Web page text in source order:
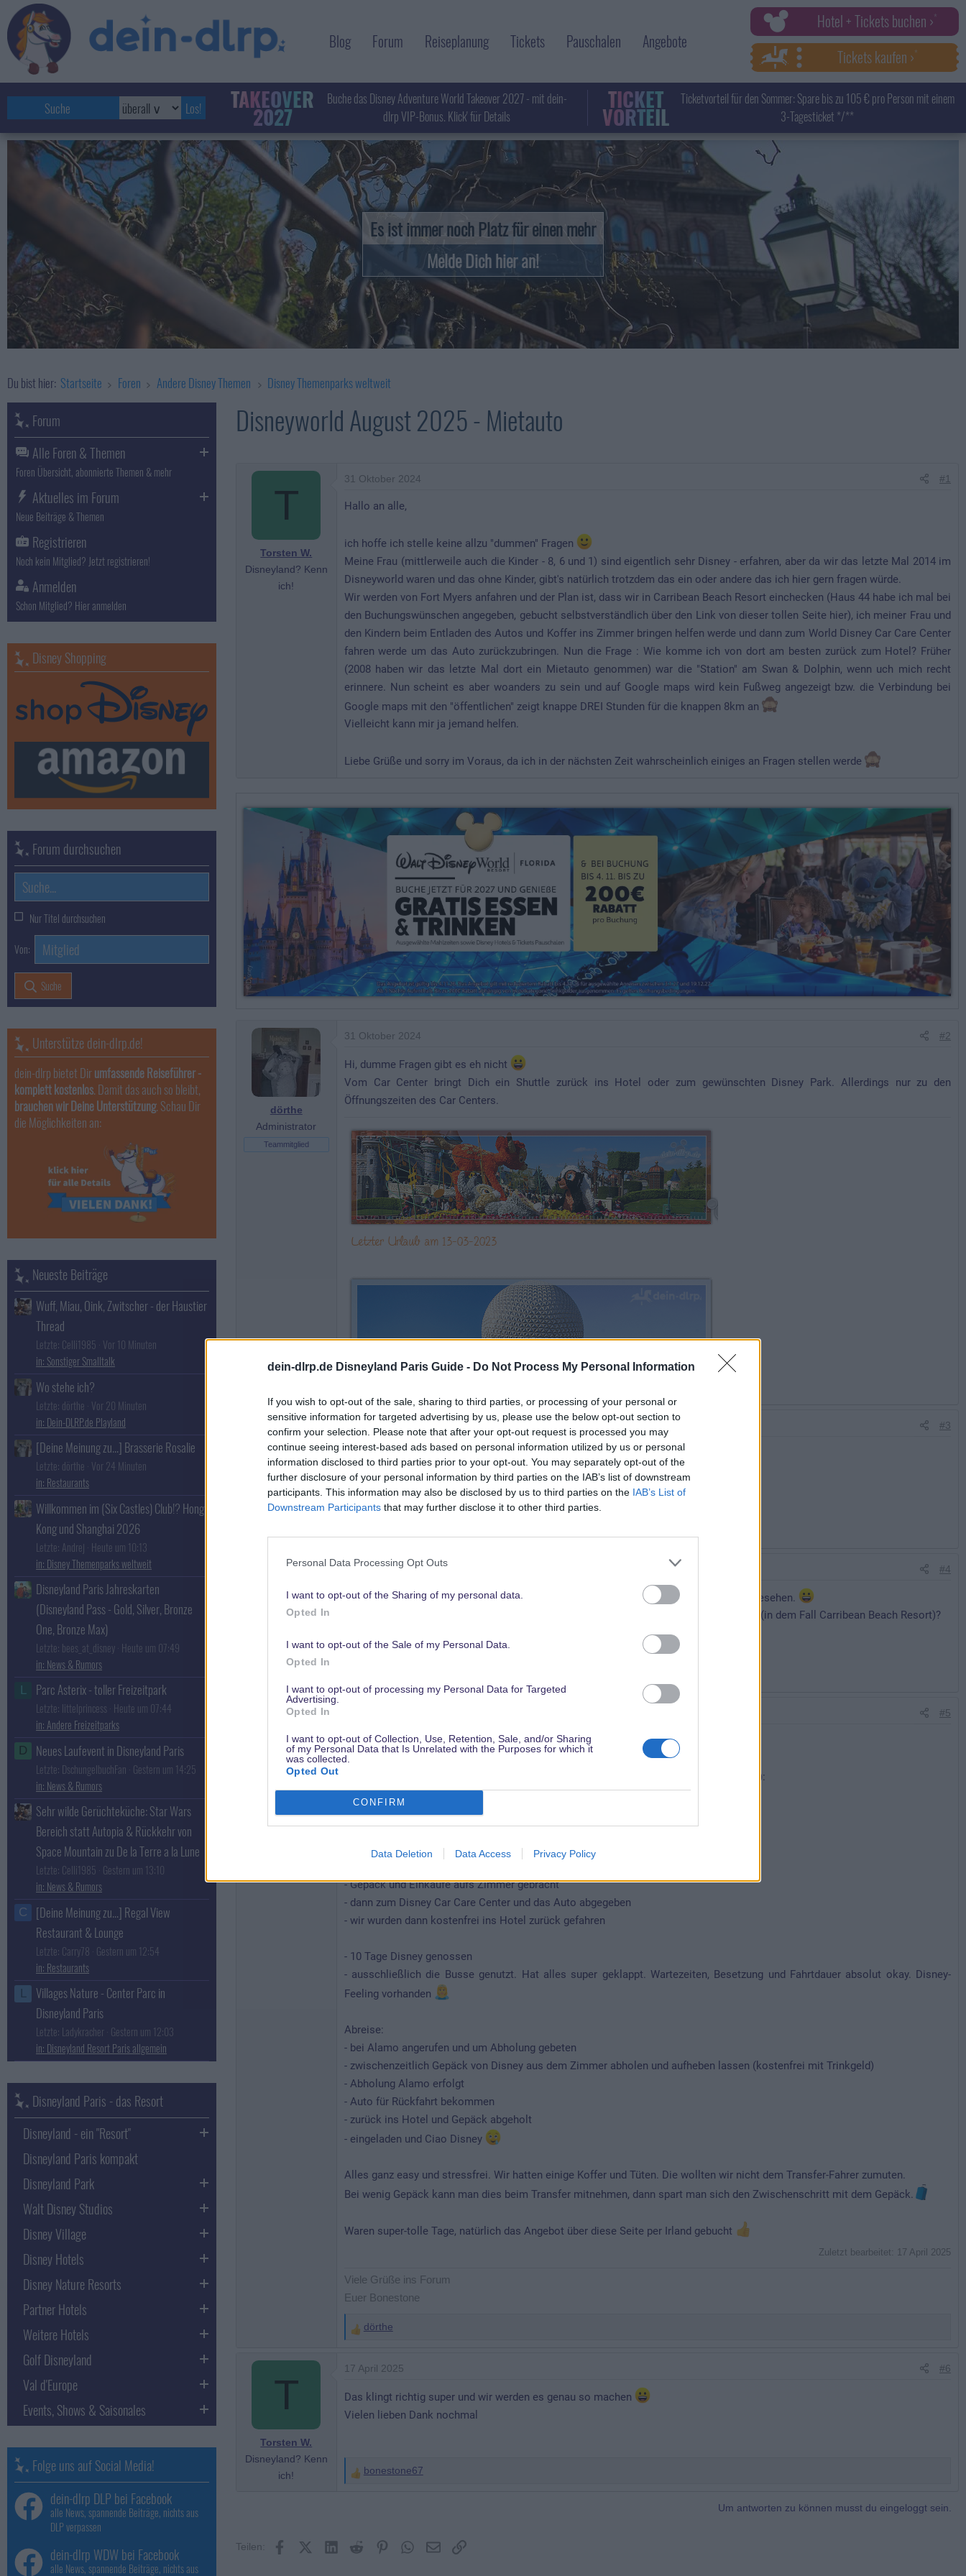
dein-dlrp.de Disneyland Paris Guide - Do Not Process My Personal Information
If you wish to opt-out of the sale, sharing to third parties, or processing of your personal or
sensitive information for targeted advertising by us, please use the below opt-out section to
confirm your selection. Please note that after your opt-out request is processed you may
continue seeing interest-based ads based on personal information utilized by us or personal
information disclosed to third parties prior to your opt-out. You may separately opt-out of the
further disclosure of your personal information by third parties on the IAB’s list of downstream
participants. This information may also be disclosed by us to third parties on the IAB’s List of
Downstream Participants that may further disclose it to other third parties.
Personal Data Processing Opt Outs
I want to opt-out of the Sharing of my personal data.
Opted In
I want to opt-out of the Sale of my Personal Data.
Opted In
I want to opt-out of processing my Personal Data for Targeted
Advertising.
Opted In
I want to opt-out of Collection, Use, Retention, Sale, and/or Sharing
of my Personal Data that Is Unrelated with the Purposes for which it
was collected.
Opted Out
CONFIRM
Data Deletion Data Access Privacy Policy
Blog Forum Reiseplanung Tickets Pauschalen Angebote
Hotel + Tickets buchen ›
Tickets kaufen ›
TAKEOVER
2027
Buche das Disney Adventure World Takeover 2027 - mit dein-
dlrp VIP-Bonus. Klick' für Details
TICKET
VORTEIL
Ticketvorteil für den Sommer: Spare bis zu 105 € pro Person mit einem
3-Tagesticket */**
Es ist immer noch Platz für einen mehr
Melde Dich hier an!
Du bist hier: Startseite Foren Andere Disney Themen Disney Themenparks weltweit
Disneyworld August 2025 - Mietauto
T
Torsten W.
Disneyland? Kenn
ich!
31 Oktober 2024 #1
Hallo an alle,
ich hoffe ich stelle keine allzu "dummen" Fragen
Meine Frau (mittlerweile auch die Kinder - 8, 6 und 1) sind eigentlich sehr Disney - erfahren, aber da wir das letzte Mal 2014 im
Disneyworld waren und das ohne Kinder, gibt's natürlich trotzdem das ein oder andere das ich hier gern fragen würde.
Wir werden von Fort Myers anfahren und der Plan ist, dass wir in Carribean Beach Resort einchecken (Haus 44 habe ich mal bei
den Buchungswünschen angegeben, gebucht selbstverständlich über den Link von dieser tollen Seite hier), ich meiner Frau und
den Kindern beim Entladen des Autos und Koffer ins Zimmer bringen helfen werde und dann zum World Disney Car Care Center
fahren werde um das Auto zurückzubringen. Nun die Frage : Wie komme ich von dort am besten zurück zum Hotel? Früher
(2008 haben wir das letzte Mal dort ein Mietauto genommen) war die "Station" am Swan & Dolphin, wenn uch mich recht
erinnere. Nun scheint es aber woanders zu sein und auf Google maps wird kein Fußweg angezeigt bzw. die Verbindung bei
Google maps mit den "öffentlichen" zeigt knappe DREI Stunden für die knappen 8km an
Vielleicht kann mir ja jemand helfen.
Liebe Grüße und sorry im Voraus, da ich in der nächsten Zeit wahrscheinlich einiges an Fragen stellen werde
dörthe
Administrator
Teammitglied
31 Oktober 2024 #2
Hi, dumme Fragen gibt es eh nicht
Vom Car Center bringt Dich ein Shuttle zurück ins Hotel oder zum gewünschten Disney Park. Allerdings nur zu den
Öffnungszeiten des Car Centers.
T
Torsten W.
6 November 2024 #3
Vielen lieben Dank für deine Antwort
Liebe Grüße
Torsten
T
Torsten W.
Disneyland? Kenn
17 April 2025 #4
Habe die Antwort jetzt auch noch einmal von euch in eurem neuesten Youtube Video gesehen.
Zusatzfrage : Kostet das Shuttle etwas? Fährt mich das dann wirklich direkt zum Hotel (in dem Fall Carribean Beach Resort)?
#5
Nein, kostet nichts. Natürlich freut sich der Fahrer über ein Trinkgeld
Wir haben es im März 2025 so gemacht (kamen von einem Road-Tripp durch den Osten):
Ankunft:
- zum Disney Hotel gefahren
- Gepäck und Einkäufe aufs Zimmer gebracht
- dann zum Disney Car Care Center und das Auto abgegeben
- wir wurden dann kostenfrei ins Hotel zurück gefahren
- 10 Tage Disney genossen
- ausschließlich die Busse genutzt. Hat alles super geklappt. Wartezeiten, Besetzung und Fahrtdauer absolut okay. Disney-
Feeling vorhanden
Abreise:
- bei Alamo angerufen und um Abholung gebeten
- zwischenzeitlich Gepäck von Disney aus dem Zimmer abholen und aufheben lassen (kostenfrei mit Trinkgeld)
- Abholung Alamo erfolgt
- Auto für Rückfahrt bekommen
- zurück ins Hotel und Gepäck abgeholt
- eingeladen und Ciao Disney
Alles ganz easy und stressfrei. Wir hatten einige Koffer und Tüten. Die wollten wir nicht dem Transfer-Fahrer zumuten.
Bei wenig Gepäck kann man dies beim Transfer mitnehmen, dann spart man sich den Zwischenschritt mit dem Gepäck.
Waren super-tolle Tage, natürlich das Angebot über diese Seite per Irland gebucht
Zuletzt bearbeitet: 17 April 2025
Viele Grüße ins Forum
Euer Bonestone
W
r
u
n
dörthe
T
Torsten W.
Disneyland? Kenn
ich!
17 April 2025 #6
Das klingt richtig super und wir werden es genau so machen
Vielen lieben Dank nochmal
W
u
bonestone67
Um antworten zu können musst du eingeloggt sein.
Teilen: FacebookX (Twitter)
LinkedInReddit PinterestWhatsApp
E-MailLink
Forum
Alle Foren & Themen
Foren Übersicht, abonnierte Themen & mehr
Aktuelles im Forum
Neue Beiträge & Themen
Registrieren
Noch kein Mitglied? Jetzt registrieren!
Anmelden
Schon Mitglied? Hier anmelden
Disney Shopping
Forum durchsuchen
Nur Titel durchsuchen
Von:
Suche
Unterstütze dein-dlrp.de!
dein-dlrp bietet Dirumfassende Reiseführer -
komplett kostenlos. Damit das auch so bleibt,
brauchen wir Deine Unterstützung. Schau Dir
die Möglichkeiten an:
Neueste Beiträge
Wuff, Miau, Oink, Zwitscher - der Haustier
Thread
Letzte: Celli1985 Vor 10 Minuten
Sonstiger Smalltalk
Wo stehe ich?
Letzte: dörthe Vor 20 Minuten
Dein-DLRP.de Playland
[Deine Meinung zu...] Brasserie Rosalie
Letzte: dörthe Vor 24 Minuten
Restaurants
Willkommen im (Six Castles) Club!? Hong
Kong und Shanghai 2026
Letzte: Andrej Heute um 10:13
Disney Themenparks weltweit
Disneyland Paris Jahreskarten
(Disneyland Pass - Gold, Silver, Bronze
One, Bronze Max)
Letzte: bees_at_disney Heute um 07:49
News & Rumors
L Parc Asterix - toller Freizeitpark
Letzte: littelprincess Heute um 07:44
Andere Freizeitparks
D Neues Laufevent in Disneyland Paris
Letzte: DschungelbuchFan Gestern um 14:25
News & Rumors
Sehr wilde Gerüchteküche: Star Wars
Bereich statt Autopia & Rückkehr von
Space Mountain zu De la Terre a la Lune
Letzte: Celli1985 Gestern um 13:10
News & Rumors
C
[Deine Meinung zu...] Regal View
Restaurant & Lounge
Letzte: Carry78 Gestern um 12:54
Restaurants
L
Villages Nature - Center Parc in
Disneyland Paris
Letzte: Ladykracher Gestern um 12:03
Disneyland Resort Paris allgemein
Disneyland Paris - das Resort
Disneyland - ein "Resort"
Disneyland Paris kompakt
Disneyland Park
Walt Disney Studios
Disney Village
Disney Hotels
Disney Nature Resorts
Partner Hotels
Weitere Hotels
Golf Disneyland
Val d'Europe
Events, Shows & Saisonales
Folge uns auf Social Media!
dein-dlrp DLP bei Facebook
alle News, spannende Beiträge, nichts aus
DLP verpassen
dein-dlrp WDW bei Facebook
alle News, spannende Beiträge, nichts aus